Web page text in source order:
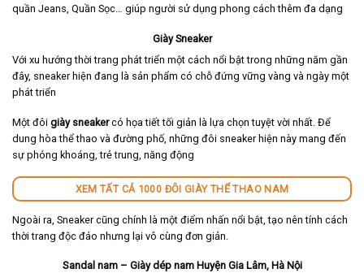
quần Jeans, Quần Sọc… giúp người sử dụng phong cách thêm đa dạng
Giày Sneaker
Với xu hướng thời trang phát triển một cách nổi bật trong những năm gần
đây, sneaker hiện đang là sản phẩm có chỗ đứng vững vàng và ngày một
phát triển
Một đôi giày sneakercó họa tiết tối giản là lựa chọn tuyệt vời nhất. Để
dung hòa thể thao và đường phố, những đôi sneaker hiện này mang đến
sự phóng khoáng, trẻ trung, năng động
XEM TẤT CẢ 1000 ĐÔI GIÀY THỂ THAO NAM
Ngoài ra, Sneaker cũng chính là một điểm nhấn nổi bật, tạo nên tính cách
thời trang độc đáo nhưng lại vô cùng đơn giản.
Sandal nam – Giày dép nam Huyện Gia Lâm, Hà Nội